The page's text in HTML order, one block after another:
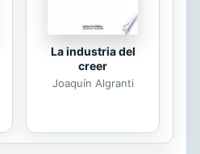
La industria del
creer
Joaquín Algranti